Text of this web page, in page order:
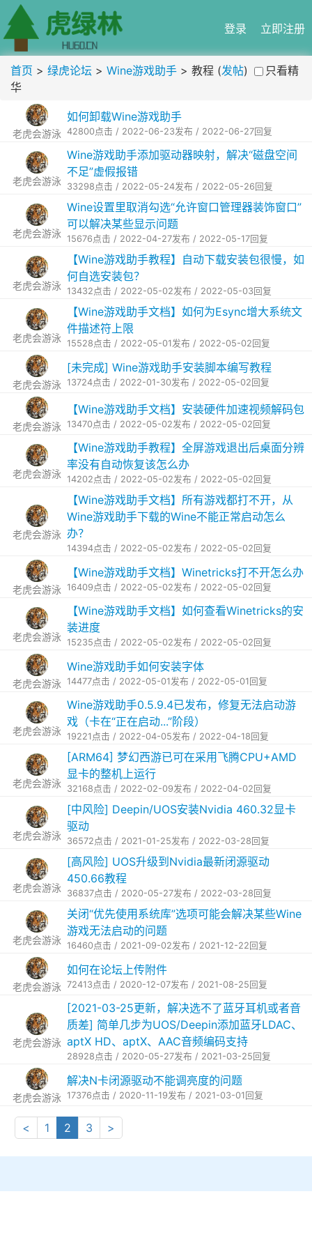
登录 立即注册
首页 > 绿虎论坛 > Wine游戏助手 > 教程 (发帖)
只看精
华
老虎会游泳
如何卸载Wine游戏助手
42800点击 / 2022-06-23发布 / 2022-06-27回复
老虎会游泳
Wine游戏助手添加驱动器映射，解决“磁盘空间
不足”虚假报错
33298点击 / 2022-05-24发布 / 2022-05-26回复
老虎会游泳
Wine设置里取消勾选“允许窗口管理器装饰窗口”
可以解决某些显示问题
15676点击 / 2022-04-27发布 / 2022-05-17回复
老虎会游泳
【Wine游戏助手教程】自动下载安装包很慢，如
何自选安装包？
13432点击 / 2022-05-02发布 / 2022-05-03回复
老虎会游泳
【Wine游戏助手文档】如何为Esync增大系统文
件描述符上限
15528点击 / 2022-05-01发布 / 2022-05-02回复
老虎会游泳
[未完成] Wine游戏助手安装脚本编写教程
13724点击 / 2022-01-30发布 / 2022-05-02回复
老虎会游泳
【Wine游戏助手文档】安装硬件加速视频解码包
13470点击 / 2022-05-02发布 / 2022-05-02回复
老虎会游泳
【Wine游戏助手教程】全屏游戏退出后桌面分辨
率没有自动恢复该怎么办
14202点击 / 2022-05-02发布 / 2022-05-02回复
老虎会游泳
【Wine游戏助手文档】所有游戏都打不开，从
Wine游戏助手下载的Wine不能正常启动怎么
办？
14394点击 / 2022-05-02发布 / 2022-05-02回复
老虎会游泳
【Wine游戏助手文档】Winetricks打不开怎么办
16409点击 / 2022-05-02发布 / 2022-05-02回复
老虎会游泳
【Wine游戏助手文档】如何查看Winetricks的安
装进度
15235点击 / 2022-05-02发布 / 2022-05-02回复
老虎会游泳
Wine游戏助手如何安装字体
14477点击 / 2022-05-01发布 / 2022-05-01回复
老虎会游泳
Wine游戏助手0.5.9.4已发布，修复无法启动游
戏（卡在“正在启动...”阶段）
19221点击 / 2022-04-05发布 / 2022-04-18回复
老虎会游泳
[ARM64] 梦幻西游已可在采用飞腾CPU+AMD
显卡的整机上运行
32168点击 / 2022-02-09发布 / 2022-04-02回复
老虎会游泳
[中风险] Deepin/UOS安装Nvidia 460.32显卡
驱动
36572点击 / 2021-01-25发布 / 2022-03-28回复
老虎会游泳
[高风险] UOS升级到Nvidia最新闭源驱动
450.66教程
36837点击 / 2020-05-27发布 / 2022-03-28回复
老虎会游泳
关闭“优先使用系统库”选项可能会解决某些Wine
游戏无法启动的问题
16460点击 / 2021-09-02发布 / 2021-12-22回复
老虎会游泳
如何在论坛上传附件
72413点击 / 2020-12-07发布 / 2021-08-25回复
老虎会游泳
[2021-03-25更新，解决选不了蓝牙耳机或者音
质差] 简单几步为UOS/Deepin添加蓝牙LDAC、
aptX HD、aptX、AAC音频编码支持
28928点击 / 2020-05-27发布 / 2021-03-25回复
老虎会游泳
解决N卡闭源驱动不能调亮度的问题
17376点击 / 2020-11-19发布 / 2021-03-01回复
< 1 2 3 >